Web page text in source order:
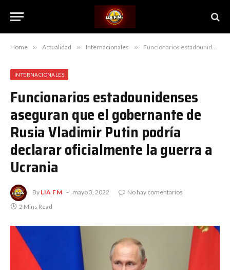
Home » Actualidad » Internacionales » Funcionarios estadounidenses aseguran que el gobernante de Rusia Vladimir Putin podría declarar oficialmente la guerra a Ucrania
INTERNACIONALES
Funcionarios estadounidenses
aseguran que el gobernante de
Rusia Vladimir Putin podría
declarar oficialmente la guerra a
Ucrania
By LIA FM mayo 3, 2022
No hay comentarios
2 Mins Read